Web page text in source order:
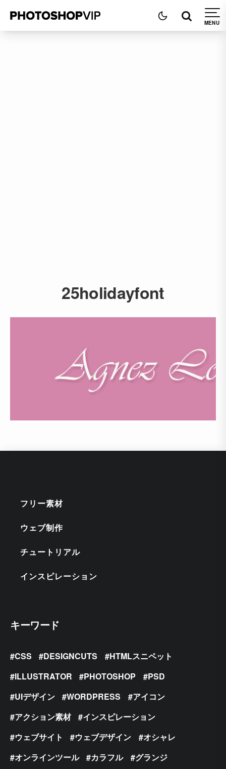
25holidayfont
フリー素材
ウェブ制作
チュートリアル
インスピレーション
キーワード
CSS DESIGNCUTS
HTMLスニペット
ILLUSTRATOR
PHOTOSHOP
PSD
UIデザイン
WORDPRESS
アイコン
アクション素材
インスピレーション
ウェブサイト
ウェブデザイン
オシャレ
オンラインツール
カラフル
グランジ